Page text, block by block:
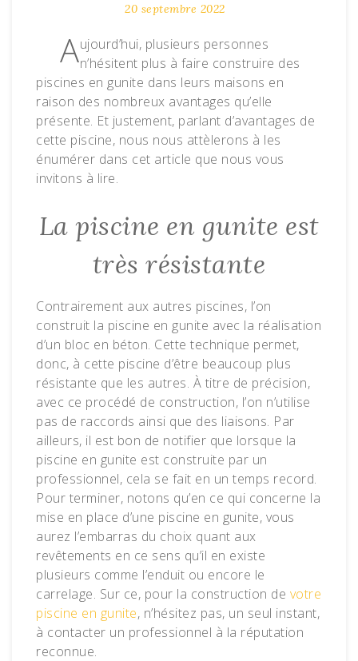
20 septembre 2022
Aujourd’hui, plusieurs personnes
n’hésitent plus à faire construire des
piscines en gunite dans leurs maisons en
raison des nombreux avantages qu’elle
présente. Et justement, parlant d’avantages de
cette piscine, nous nous attèlerons à les
énumérer dans cet article que nous vous
invitons à lire.
La piscine en gunite est
très résistante
Contrairement aux autres piscines, l’on
construit la piscine en gunite avec la réalisation
d’un bloc en béton. Cette technique permet,
donc, à cette piscine d’être beaucoup plus
résistante que les autres. À titre de précision,
avec ce procédé de construction, l’on n’utilise
pas de raccords ainsi que des liaisons. Par
ailleurs, il est bon de notifier que lorsque la
piscine en gunite est construite par un
professionnel, cela se fait en un temps record.
Pour terminer, notons qu’en ce qui concerne la
mise en place d’une piscine en gunite, vous
aurez l’embarras du choix quant aux
revêtements en ce sens qu’il en existe
plusieurs comme l’enduit ou encore le
carrelage. Sur ce, pour la construction de votre
piscine en gunite, n’hésitez pas, un seul instant,
à contacter un professionnel à la réputation
reconnue.